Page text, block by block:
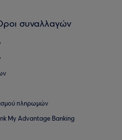
συναλλαγών
πληρωμών
My Advantage Banking